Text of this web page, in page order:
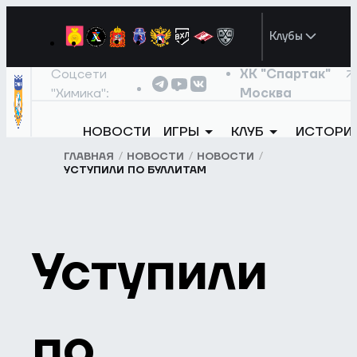
Клубы
Соцсети
"Химика":
ХК "Спартак"
Москва
НОВОСТИ ИГРЫ КЛУБ
ГЛАВНАЯ НОВОСТИ
НОВОСТИ
УСТУПИЛИ ПО БУЛЛИТАМ
Уступили